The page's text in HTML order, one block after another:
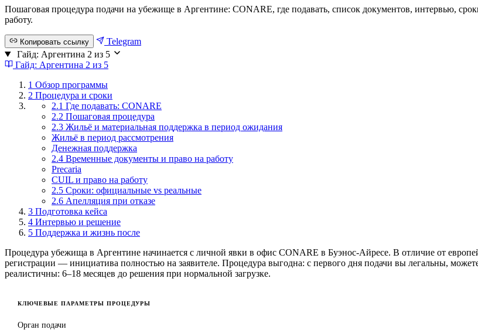
Пошаговая процедура подачи на убежище в Аргентине: CONARE, где подавать, список документов, интервью,
работу.
Копировать ссылку
Telegram
Гайд: Аргентина 2 из 5
Гайд: Аргентина 2 из 5
1 Обзор программы
2 Процедура и сроки
2.1 Где подавать: CONARE
2.2 Пошаговая процедура
2.3 Жильё и материальная поддержка в период ожидания
Жильё в период рассмотрения
Денежная поддержка
2.4 Временные документы и право на работу
Precaria
CUIL и право на работу
2.5 Сроки: официальные vs реальные
2.6 Апелляция при отказе
3 Подготовка кейса
4 Интервью и решение
5 Поддержка и жизнь после
Процедура убежища в Аргентине начинается с личной явки в офис CONARE в Буэнос-Айресе. В отличие от
регистрации — инициатива полностью на заявителе. Процедура выгодна: с первого дня подачи вы легальны,
реалистичны: 6–18 месяцев до решения при нормальной загрузке.
КЛЮЧЕВЫЕ ПАРАМЕТРЫ ПРОЦЕДУРЫ
Орган подачи